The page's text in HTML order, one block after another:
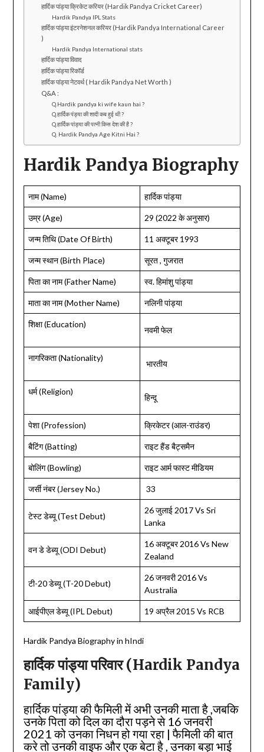
हार्दिक पांड्या क्रिकेट करियर (Hardik Pandya Cricket Career)
Hardik Pandya IPL Stats
हार्दिक पांड्या इंटरनेशनल करियर (Hardik Pandya International Career
)
Hardik Pandya International stats
हार्दिक पांड्या विवाद
हार्दिक पांड्या रिकॉर्ड
हार्दिक पांड्या नेटवर्थ ( Hardik Pandya Net Worth )
Q&A :
Q.Hardik pandya ki wife kaun hai ?
Q.हार्दिक पंड्या की शादी कब हुई थी ?
Q.हार्दिक पांड्या की पत्नी किस देश की है ?
Q. Hardik Pandya Age Kitni Hai ?
Hardik Pandya Biography
नाम (Name) हार्दिक पांड्या
उम्र (Age) 29 (2022 के अनुसार)
जन्म तिथि (Date Of Birth) 11 अक्टूबर 1993
जन्म स्थान (Birth Place) सूरत , गुजरात
पिता का नाम (Father Name) स्व. हिमांशु पांड्या
माता का नाम (Mother Name) नलिनी पांड्या
शिक्षा (Education)
नवमी फेल
नागरिकता (Nationality)
भारतीय
धर्म (Religion)
हिन्दू
पेशा (Profession) क्रिकेटर (आल-राउंडर)
बैटिंग (Batting) राइट हैंड बैट्समैन
बोलिंग (Bowling) राइट आर्म फास्ट मीडियम
जर्सी नंबर (Jersey No.) 33
टेस्ट डेब्यू (Test Debut)
26 जुलाई 2017 Vs Sri
Lanka
वन डे डेब्यू (ODI Debut)
16 अक्टूबर 2016 Vs New
Zealand
टी-20 डेब्यू (T-20 Debut)
26 जनवरी 2016 Vs
Australia
आईपीएल डेब्यू (IPL Debut) 19 अप्रैल 2015 Vs RCB
Hardik Pandya Biography in hIndi
हार्दिक पांड्या परिवार (Hardik Pandya
Family)
हार्दिक पांड्या की फैमिली में अभी उनकी माता है ,जबकि
उनके पिता को दिल का दौरा पड़ने से 16 जनवरी
2021 को उनका निधन हो गया रहा | फैमिली की बात
करे तो उनकी वाइफ और एक बेटा है , उनका बड़ा भाई